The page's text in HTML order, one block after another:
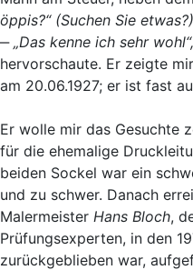
öppis?“ (Suchen Sie
‒ „Das kenne ich sehr wohl“,
hervorschaute. Er zeigte
am 20.06.1927; er ist fast
Er wolle mir das Gesuchte
für die ehemalige
beiden Sockel war ein
und zu schwer. Danach
Malermeister Hans Bloch,
Prüfungsexperten, in den
zurückgeblieben war,